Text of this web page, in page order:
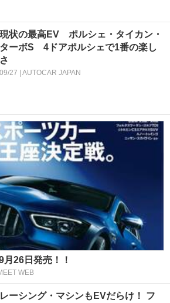
現状の最高EV ポルシェ・タイカン・
ターボS 4ドアポルシェで1番の楽し
さ
09/27 | AUTOCAR JAPAN
26日発売！！
WEB
レーシング・マシンもEVだらけ！ フ